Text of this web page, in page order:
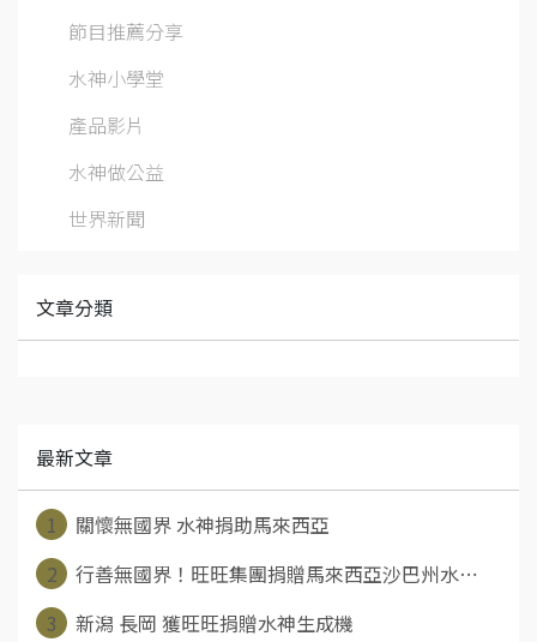
節目推薦分享
水神小學堂
產品影片
水神做公益
世界新聞
文章分類
最新文章
1
關懷無國界 水神捐助馬來西亞
2
行善無國界！旺旺集團捐贈馬來西亞沙巴州水⋯
3
新潟 長岡 獲旺旺捐贈水神生成機